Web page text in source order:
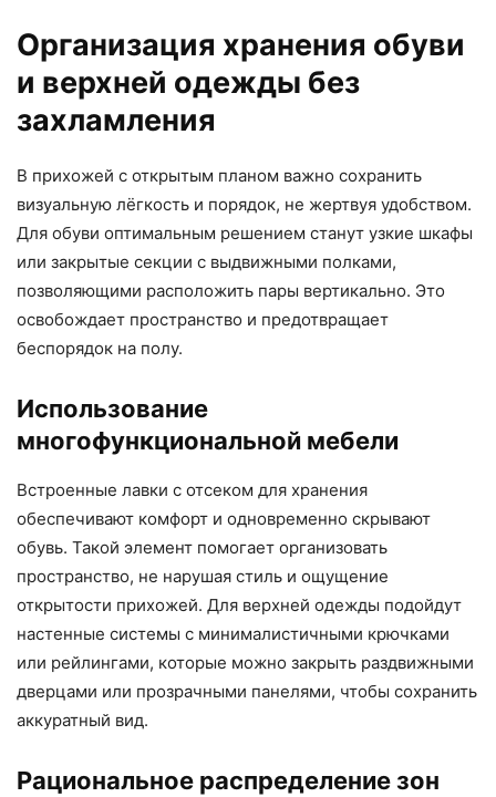
Организация хранения обуви
и верхней одежды без
захламления
В прихожей с открытым планом важно сохранить
визуальную лёгкость и порядок, не жертвуя удобством.
Для обуви оптимальным решением станут узкие шкафы
или закрытые секции с выдвижными полками,
позволяющими расположить пары вертикально. Это
освобождает пространство и предотвращает
беспорядок на полу.
Использование
многофункциональной мебели
Встроенные лавки с отсеком для хранения
обеспечивают комфорт и одновременно скрывают
обувь. Такой элемент помогает организовать
пространство, не нарушая стиль и ощущение
открытости прихожей. Для верхней одежды подойдут
настенные системы с минималистичными крючками
или рейлингами, которые можно закрыть раздвижными
дверцами или прозрачными панелями, чтобы сохранить
аккуратный вид.
Рациональное распределение зон